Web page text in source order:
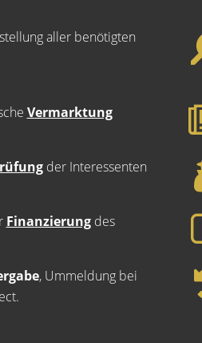
aller benötigten
Vermarktung
der Interessenten
Finanzierungdes
, Ummeldung bei